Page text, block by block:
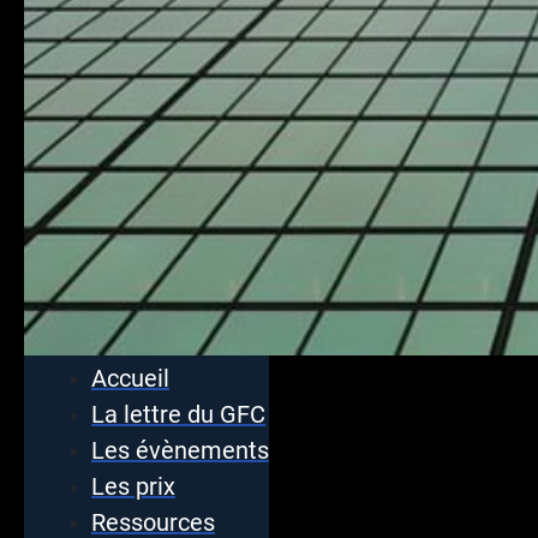
Accueil
La lettre du GFC
Les évènements
Les prix
Ressources